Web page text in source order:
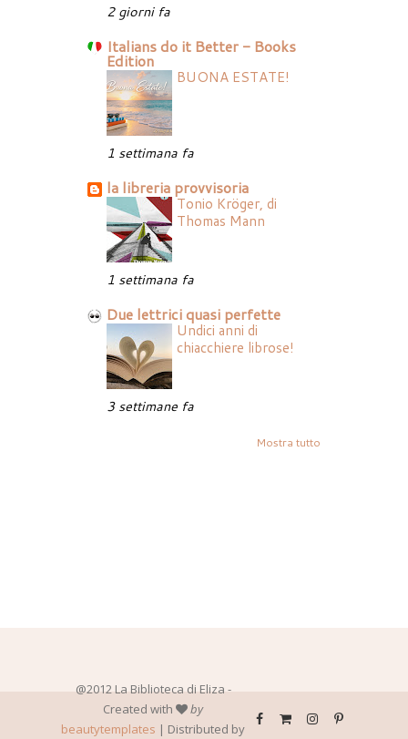
2 giorni fa
Italians do it Better - Books
Edition
BUONA ESTATE!
1 settimana fa
la libreria provvisoria
Tonio Kröger, di
Thomas Mann
1 settimana fa
Due lettrici quasi perfette
Undici anni di
chiacchiere librose!
3 settimane fa
Mostra tutto
@2012 La Biblioteca di Eliza -
Created with
by
beautytemplates | Distributed by